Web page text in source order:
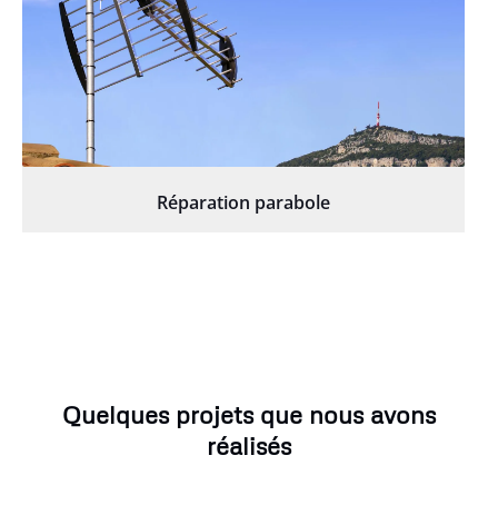
Réparation parabole
Quelques projets que nous avons
réalisés